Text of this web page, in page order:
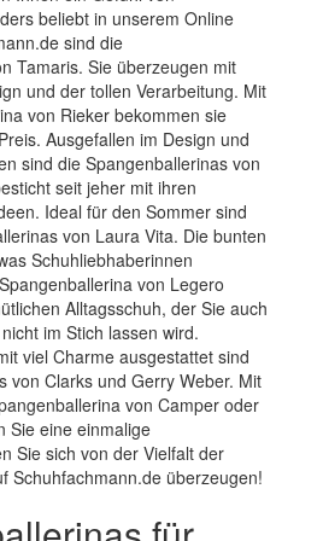
beliebt in unserem Online
sind die
Tamaris. Sie überzeugen mit
und der tollen Verarbeitung. Mit
von Rieker bekommen sie
Ausgefallen im Design und
sind die Spangenballerinas von
seit jeher mit ihren
Ideal für den Sommer sind
von Laura Vita. Die bunten
Schuhliebhaberinnen
von Legero
Alltagsschuh, der Sie auch
im Stich lassen wird.
viel Charme ausgestattet sind
von Clarks und Gerry Weber. Mit
von Camper oder
Sie eine einmalige
Sie sich von der Vielfalt der
Schuhfachmann.de überzeugen!